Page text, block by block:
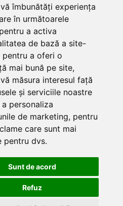
îmbunătăți experiența
în următoarele
pentru a activa
de bază a site-
pentru a oferi o
mai bună pe site,
măsura interesul față
și serviciile noastre
personaliza
de marketing, pentru
care sunt mai
pentru dvs.
Sunt de acord
Refuz
5, Bucuresti
13176/1991